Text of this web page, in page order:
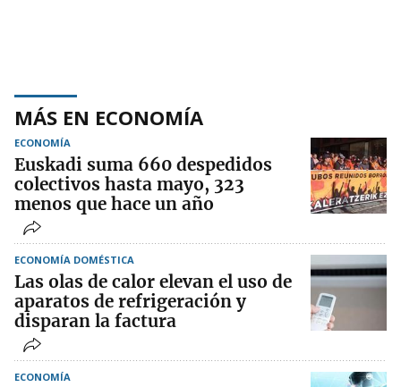
MÁS EN ECONOMÍA
ECONOMÍA
Euskadi suma 660 despedidos
colectivos hasta mayo, 323
menos que hace un año
ECONOMÍA DOMÉSTICA
Las olas de calor elevan el uso de
aparatos de refrigeración y
disparan la factura
ECONOMÍA